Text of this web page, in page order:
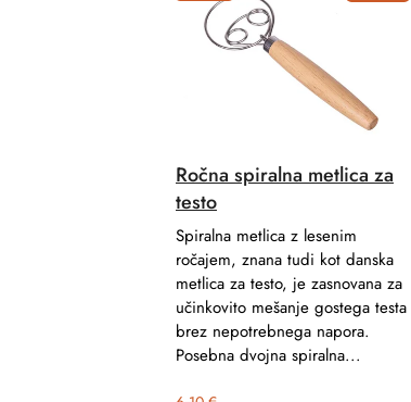
Ročna spiralna metlica za
testo
Spiralna metlica z lesenim
ročajem, znana tudi kot danska
metlica za testo, je zasnovana za
učinkovito mešanje gostega testa
brez nepotrebnega napora.
Posebna dvojna spiralna...